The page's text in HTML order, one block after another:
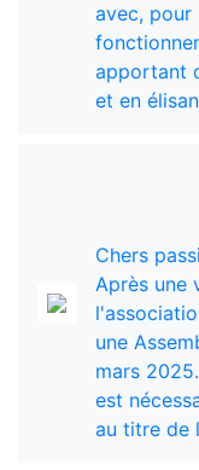
avec, pour
apportant
et en
Chers
Après une
une
mars
est
au titre de